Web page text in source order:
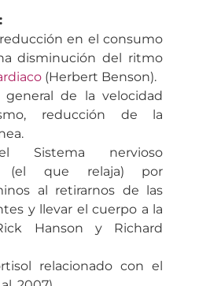
en el consumo
disminución del ritmo
(Herbert Benson).
general de la velocidad
reducción de la
Sistema nervioso
(el que relaja) por
al retirarnos de las
y llevar el cuerpo a la
Hanson y Richard
relacionado con el